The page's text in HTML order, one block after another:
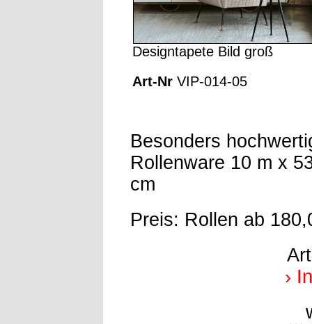
Designtapete Bild groß
Art-Nr VIP-014-05
Besonders
Rollenware 10 m x
cm
Preis: Rollen ab
›